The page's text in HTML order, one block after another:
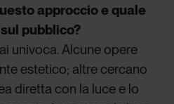
approccio e quale
pubblico?
univoca. Alcune opere
estetico; altre cercano
diretta con la luce e lo